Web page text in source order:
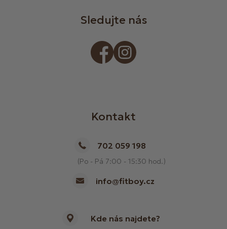
Sledujte nás
Kontakt
702 059 198
(Po - Pá 7:00 - 15:30 hod.)
info@fitboy.cz
Kde nás najdete?